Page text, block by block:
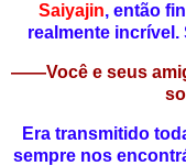
Saiyajin, então
realmente incrível.
——Você e seus
Era transmitido
sempre nos